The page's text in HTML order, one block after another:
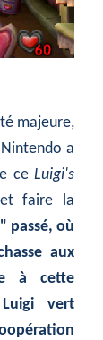
majeure,
a
ce Luigi's
faire la
passé, où
aux
à cette
vert